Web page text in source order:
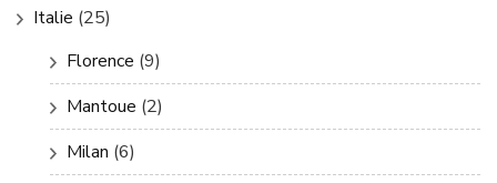
Italie (25)
Florence (9)
Mantoue (2)
Milan (6)